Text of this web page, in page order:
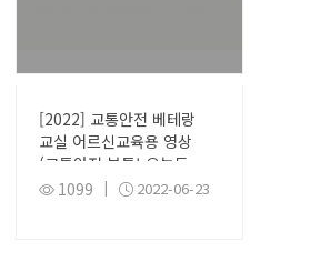
[2022] 교통안전 베테랑
교실 어르신교육용 영상
(교통안전 뷰톡! 오늘도
안전하십니까?)
1099 | 2022-06-23